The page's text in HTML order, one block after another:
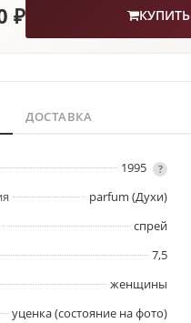
₽ КУПИТЬ
ДОСТАВКА
1995 ?
parfum (Духи)
спрей
7,5
женщины
уценка (состояние на фото)